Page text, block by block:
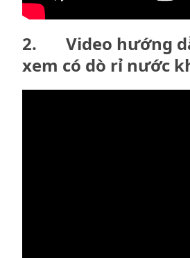
2. Video hướng
xem có dò rỉ nước